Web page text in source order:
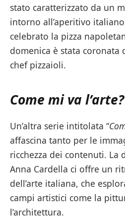
stato caratterizzato da un
intorno all’aperitivo
celebrato la pizza
domenica è stata coronata
chef pizzaioli.
Come mi va l’arte?
Un’altra serie intitolata “
affascina tanto per le
ricchezza dei contenuti. La
Anna Cardella ci offre un
dell’arte italiana, che
campi artistici come la
l’architettura.